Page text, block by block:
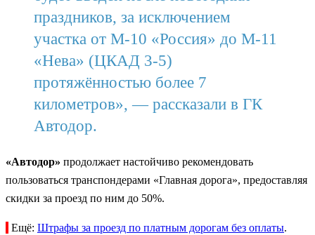
праздников, за исключением
участка от М-10 «Россия» до М-11
«Нева» (ЦКАД 3-5)
протяжённостью более 7
километров», — рассказали в ГК
Автодор.
«Автодор» продолжает настойчиво рекомендовать
пользоваться транспондерами «Главная дорога», предоставляя
скидки за проезд по ним до 50%.
Ещё: Штрафы за проезд по платным дорогам без оплаты.